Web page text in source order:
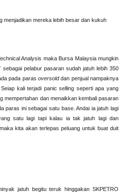
menjadikan mereka lebih besar dan kukuh
Analysis maka Bursa Malaysia mungkin
pelabur pasaran sudah jatuh lebih 350
pada paras oversolddan penjual nampaknya
kali terjadi panic selling seperti apa yang
mempertahan dan menaikkan kembali pasaran
paras ini sebagai satu base. Andai ia jatuh lagi
satu lagi tapi kalau ia tak jatuh lagi dan
kita akan terlepas peluang untuk buat duit
jatuh begitu teruk hinggakan SKPETRO